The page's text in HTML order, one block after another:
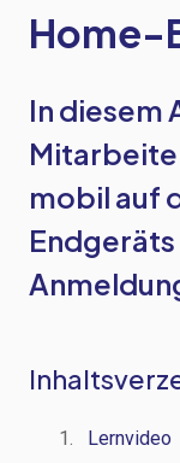
Home-
In diesem
mobil auf
Lernvideo